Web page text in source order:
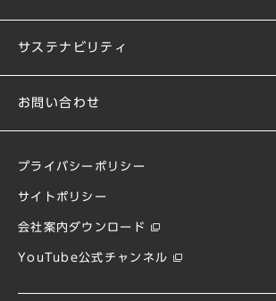
サステナビリティ
お問い合わせ
プライバシーポリシー
サイトポリシー
会社案内ダウンロード
YouTube公式チャンネル